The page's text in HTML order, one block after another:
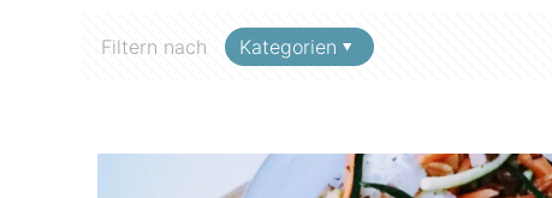
Filtern nach Kategorien